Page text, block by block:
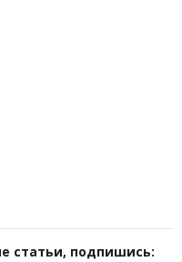
статьи, подпишись: